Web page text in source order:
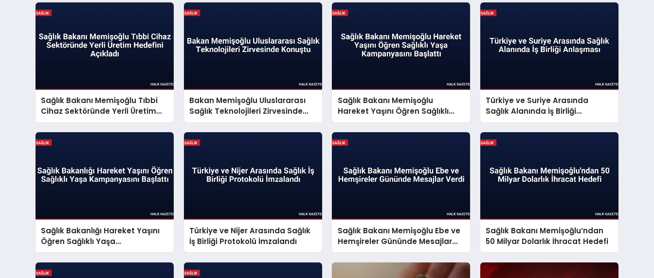
Sağlık Bakanı Memişoğlu Tıbbi
Cihaz Sektöründe Yerli Üretim
Hedefini Açıkladı
Bakan Memişoğlu Uluslararası
Sağlık Teknolojileri Zirvesinde
Konuştu
Sağlık Bakanı Memişoğlu
Hareket Yaşını Öğren Sağlıklı
Yaşa Kampanyasını Başlattı
Türkiye ve Suriye Arasında
Sağlık Alanında İş Birliği
Anlaşması
Sağlık Bakanlığı Hareket Yaşını
Öğren Sağlıklı Yaşa
Kampanyasını Başlattı
Türkiye ve Nijer Arasında Sağlık
İş Birliği Protokolü İmzalandı
Sağlık Bakanı Memişoğlu Ebe ve
Hemşireler Gününde Mesajlar
Verdi
Sağlık Bakanı Memişoğlu’ndan
50 Milyar Dolarlık İhracat Hedefi